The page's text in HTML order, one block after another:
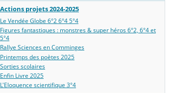
Actions projets 2024-2025
Le Vendée Globe 6°2 6°4 5°4
Figures fantastiques : monstres & super héros 6°2, 6°4 et
5°4
Rallye Sciences en Comminges
Printemps des poètes 2025
Sorties scolaires
Enfin Livre 2025
L'Eloquence scientifique 3°4